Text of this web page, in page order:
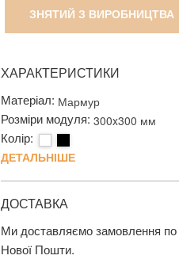
ЗНЯТИЙ З ВИРОБНИЦТВА
ХАРАКТЕРИСТИКИ
Матеріал: Мармур
Розміри модуля: 300x300 мм
Колір:
ДЕТАЛЬНІШЕ
ДОСТАВКА
Ми доставляємо замовлення по
Нової Пошти.